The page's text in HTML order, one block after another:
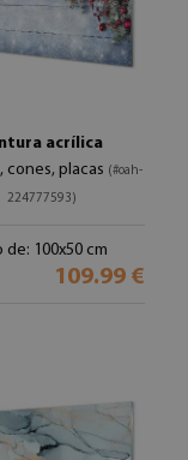
acrílica
cones, placas (#oah-
224777593)
de: 100x50 cm
109.99 €